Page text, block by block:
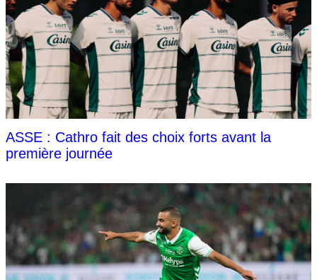
ASSE : Cathro fait des choix forts avant la
première journée